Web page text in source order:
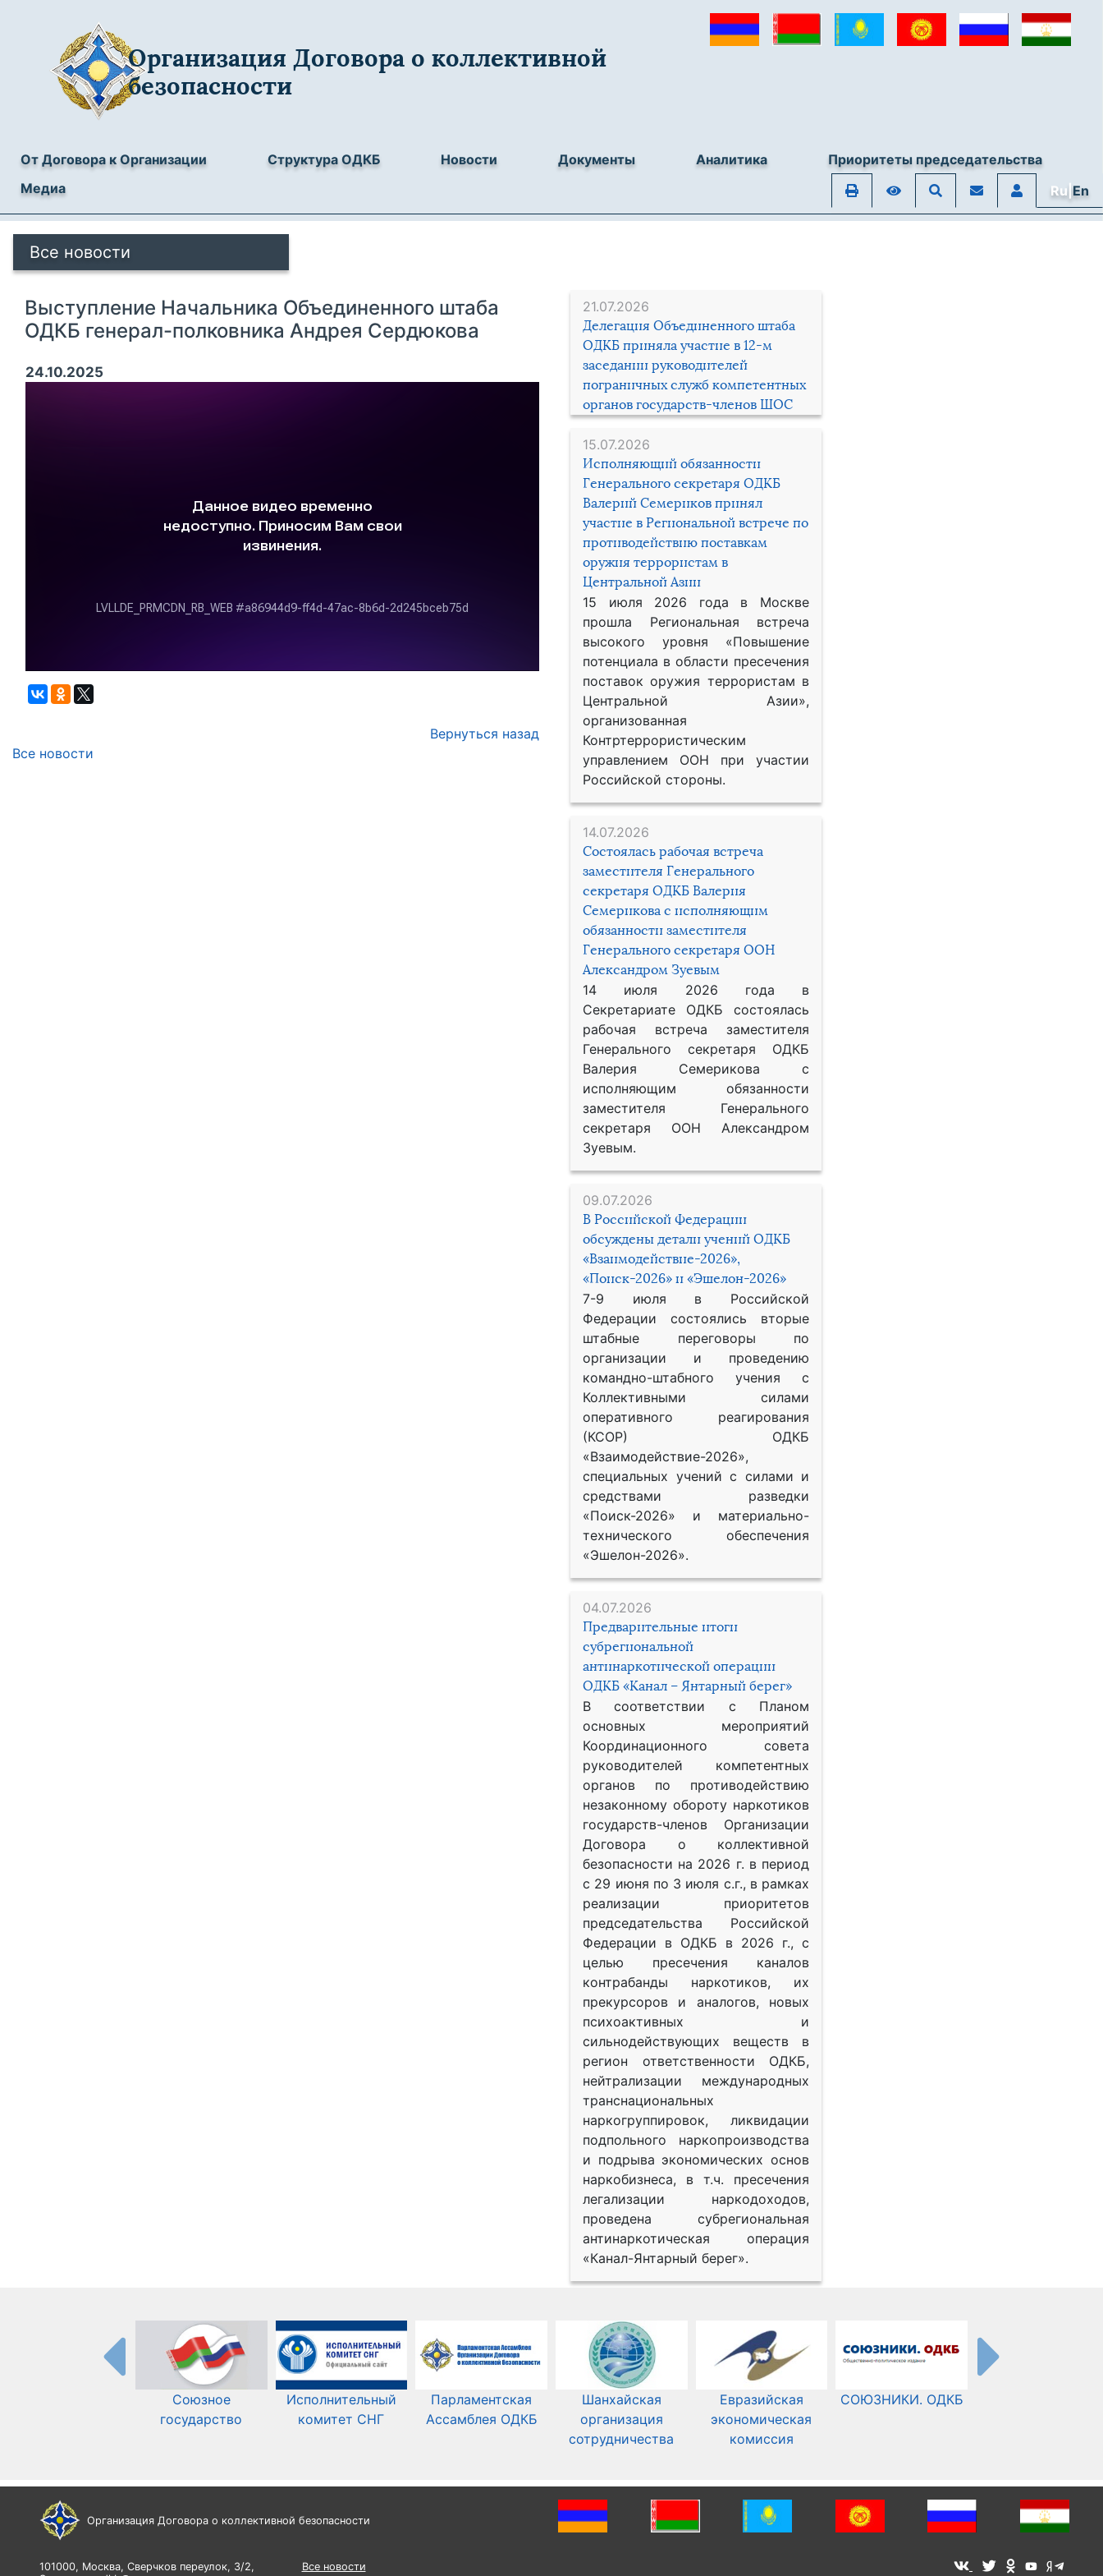
Организация Договора о коллективной
безопасности
От Договора к Организации Структура ОДКБ Новости Документы Аналитика
Приоритеты председательства
Медиа
Ru|En
Все новости
21.07.2026
Делегация Объединенного штаба
ОДКБ приняла участие в 12-м
заседании руководителей
пограничных служб компетентных
органов государств-членов ШОС
15.07.2026
Исполняющий обязанности
Генерального секретаря ОДКБ
Валерий Семериков принял
участие в Региональной встрече по
противодействию поставкам
оружия террористам в
Центральной Азии
15 июля 2026 года в Москве
прошла Региональная встреча
высокого уровня «Повышение
потенциала в области пресечения
поставок оружия террористам в
Центральной Азии»,
организованная
Контртеррористическим
управлением ООН при участии
Российской стороны.
14.07.2026
Состоялась рабочая встреча
заместителя Генерального
секретаря ОДКБ Валерия
Семерикова с исполняющим
обязанности заместителя
Генерального секретаря ООН
Александром Зуевым
14 июля 2026 года в
Секретариате ОДКБ состоялась
рабочая встреча заместителя
Генерального секретаря ОДКБ
Валерия Семерикова с
исполняющим обязанности
заместителя Генерального
секретаря ООН Александром
Зуевым.
09.07.2026
В Российской Федерации
обсуждены детали учений ОДКБ
«Взаимодействие-2026»,
«Поиск-2026» и «Эшелон-2026»
7-9 июля в Российской
Федерации состоялись вторые
штабные переговоры по
организации и проведению
командно-штабного учения с
Коллективными силами
оперативного реагирования
(КСОР) ОДКБ
«Взаимодействие-2026»,
специальных учений с силами и
средствами разведки
«Поиск-2026» и материально-
технического обеспечения
«Эшелон-2026».
04.07.2026
Предварительные итоги
субрегиональной
антинаркотической операции
ОДКБ «Канал – Янтарный берег»
В соответствии с Планом
основных мероприятий
Координационного совета
руководителей компетентных
органов по противодействию
незаконному обороту наркотиков
государств-членов Организации
Договора о коллективной
безопасности на 2026 г. в период
с 29 июня по 3 июля с.г., в рамках
реализации приоритетов
председательства Российской
Федерации в ОДКБ в 2026 г., с
целью пресечения каналов
контрабанды наркотиков, их
прекурсоров и аналогов, новых
психоактивных и
сильнодействующих веществ в
регион ответственности ОДКБ,
нейтрализации международных
транснациональных
наркогруппировок, ликвидации
подпольного наркопроизводства
и подрыва экономических основ
наркобизнеса, в т.ч. пресечения
легализации наркодоходов,
проведена субрегиональная
антинаркотическая операция
«Канал-Янтарный берег».
Выступление Начальника Объединенного штаба
ОДКБ генерал-полковника Андрея Сердюкова
24.10.2025
Вернуться назад
Все новости
Союзное
государство
Исполнительный
комитет СНГ
Парламентская
Ассамблея ОДКБ
Шанхайская
организация
сотрудничества
Евразийская
экономическая
комиссия
СОЮЗНИКИ. ОДКБ
Организация Договора о коллективной безопасности
101000, Москва, Сверчков переулок, 3/2,
Все новости